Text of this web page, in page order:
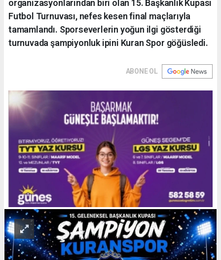
organizasyonlarından biri olan 15. Başkanlık Kupası
Futbol Turnuvası, nefes kesen final maçlarıyla
tamamlandı. Sporseverlerin yoğun ilgi gösterdiği
turnuvada şampiyonluk ipini Kuran Spor göğüsledi.
ABONE OL